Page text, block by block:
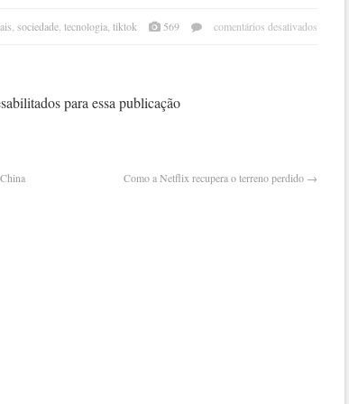
sociedade tecnologia tiktok 569 comentários desativados
para essa publicação
Como a Netflix recupera o terreno perdido →